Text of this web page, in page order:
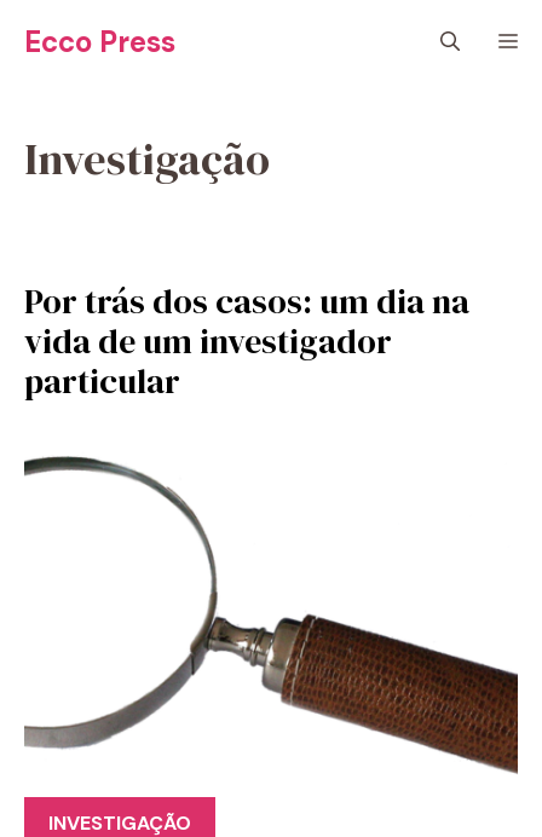
paraEcco Press
Investigação
Por trás dos casos: um dia na
vida de um investigador
particular
INVESTIGAÇÃO